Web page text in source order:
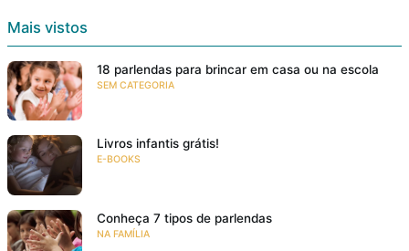
Mais vistos
18 parlendas para brincar em casa ou na escola
SEM CATEGORIA
Livros infantis grátis!
E-BOOKS
Conheça 7 tipos de parlendas
NA FAMÍLIA